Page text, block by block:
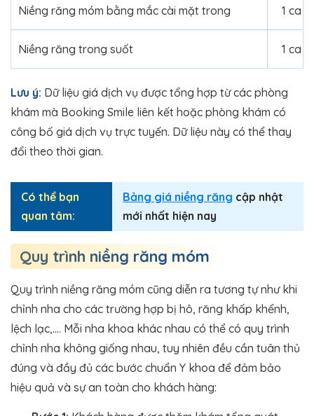
Niềng răng móm bằng mắc cài mặt trong 1 ca
Niềng răng trong suốt 1 ca
Lưu ý: Dữ liệu giá dịch vụ được tổng hợp từ các phòng
khám mà Booking Smile liên kết hoặc phòng khám có
công bố giá dịch vụ trực tuyến. Dữ liệu này có thể thay
đổi theo thời gian.
Có thể bạn
quan tâm:
Bảng giá niềng răng cập nhật
mới nhất hiện nay
Quy trình niềng răng móm
Quy trình niềng răng móm cũng diễn ra tương tự như khi
chỉnh nha cho các trường hợp bị hô, răng khấp khểnh,
lệch lạc,…. Mỗi nha khoa khác nhau có thể có quy trình
chỉnh nha không giống nhau, tuy nhiên đều cần tuân thủ
đúng và đầy đủ các bước chuẩn Y khoa để đảm bảo
hiệu quả và sự an toàn cho khách hàng: